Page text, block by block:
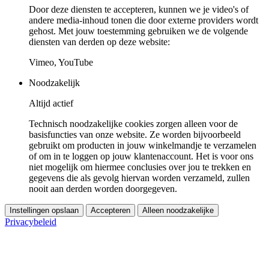
Door deze diensten te accepteren, kunnen we je video's of
andere media-inhoud tonen die door externe providers wordt
gehost. Met jouw toestemming gebruiken we de volgende
diensten van derden op deze website:
Vimeo, YouTube
Noodzakelijk
Altijd actief
Technisch noodzakelijke cookies zorgen alleen voor de
basisfuncties van onze website. Ze worden bijvoorbeeld
gebruikt om producten in jouw winkelmandje te verzamelen
of om in te loggen op jouw klantenaccount. Het is voor ons
niet mogelijk om hiermee conclusies over jou te trekken en
gegevens die als gevolg hiervan worden verzameld, zullen
nooit aan derden worden doorgegeven.
Instellingen opslaan Accepteren Alleen noodzakelijke
Privacybeleid